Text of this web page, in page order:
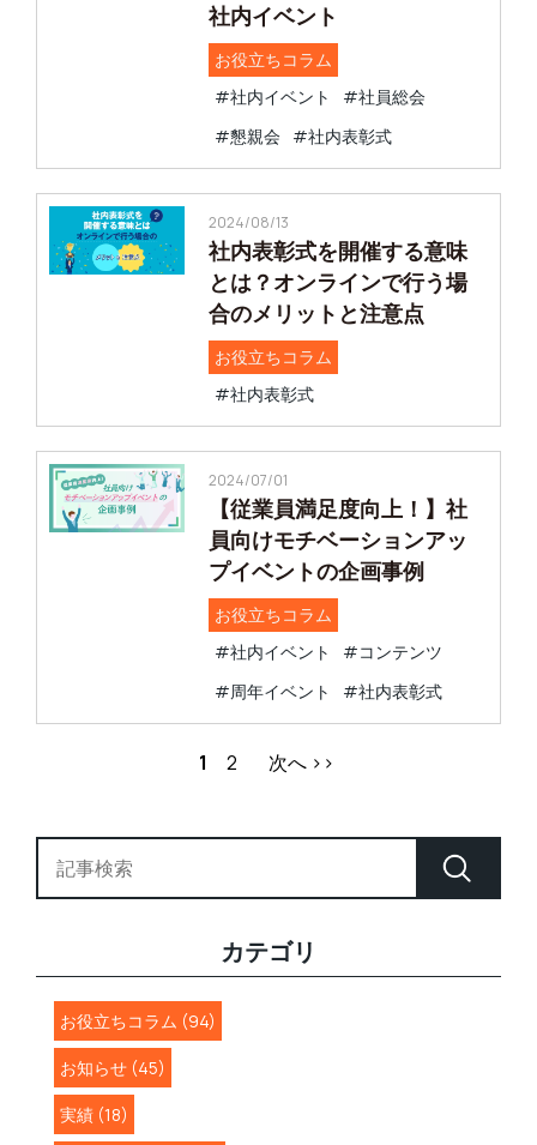
社内イベント
お役立ちコラム
#社内イベント
#社員総会
#懇親会 #社内表彰式
2024/08/13
社内表彰式を開催する意味
とは？オンラインで行う場
合のメリットと注意点
お役立ちコラム
#社内表彰式
2024/07/01
【従業員満足度向上！】社
員向けモチベーションアッ
プイベントの企画事例
お役立ちコラム
#社内イベント
#コンテンツ
#周年イベント
#社内表彰式
1 2 次へ >>
カテゴリ
お役立ちコラム (94)
お知らせ (45)
実績 (18)